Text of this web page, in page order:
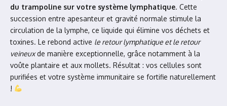
du trampoline sur votre système lymphatique. Cette
succession entre apesanteur et gravité normale stimule la
circulation de la lymphe, ce liquide qui élimine vos déchets et
toxines. Le rebond active le retour lymphatique et le retour
veineuxde manière exceptionnelle, grâce notamment à la
voûte plantaire et aux mollets. Résultat : vos cellules sont
purifiées et votre système immunitaire se fortifie naturellement
!